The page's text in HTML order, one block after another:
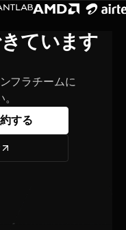
ています
フラチームに
する